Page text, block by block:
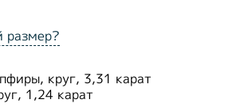
размер?
круг, 3,31 карат
1,24 карат